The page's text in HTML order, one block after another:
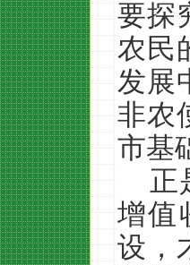
要探
农民
发展
非农
市基
正
增值
设，